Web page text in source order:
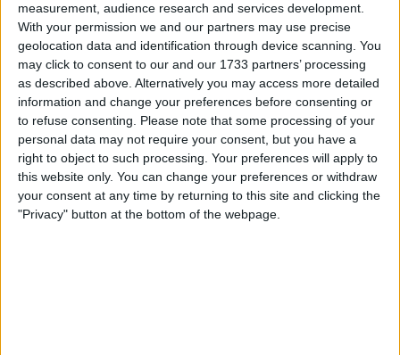
measurement, audience research and services development.
With your permission we and our partners may use precise
geolocation data and identification through device scanning. You
may click to consent to our and our 1733 partners’ processing
as described above. Alternatively you may access more detailed
information and change your preferences before consenting or
to refuse consenting. Please note that some processing of your
personal data may not require your consent, but you have a
right to object to such processing. Your preferences will apply to
this website only. You can change your preferences or withdraw
your consent at any time by returning to this site and clicking the
"Privacy" button at the bottom of the webpage.
d’autres.
Horaires d’ouverture
Lundi au vendredi : 8h30 – 12h15 / 13h30 – 17h30
Jeudi : 10h00 – 12h15 / 13h30 – 17h30
La Mission Locale de Vichy joue un rôle vital dans la lutte
contre le chômage des jeunes, en offrant des services
adaptés à leurs besoins individuels et en favorisant leur
intégration dans la société.